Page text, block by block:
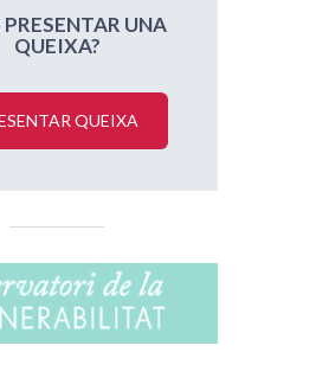
UNA
QUEIXA?
QUEIXA